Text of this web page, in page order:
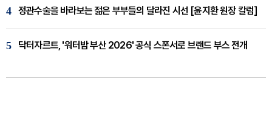
4 정관수술을 바라보는 젊은 부부들의 달라진 시선 [윤지환 원장 칼럼]
5 닥터자르트, '워터밤 부산 2026' 공식 스폰서로 브랜드 부스 전개